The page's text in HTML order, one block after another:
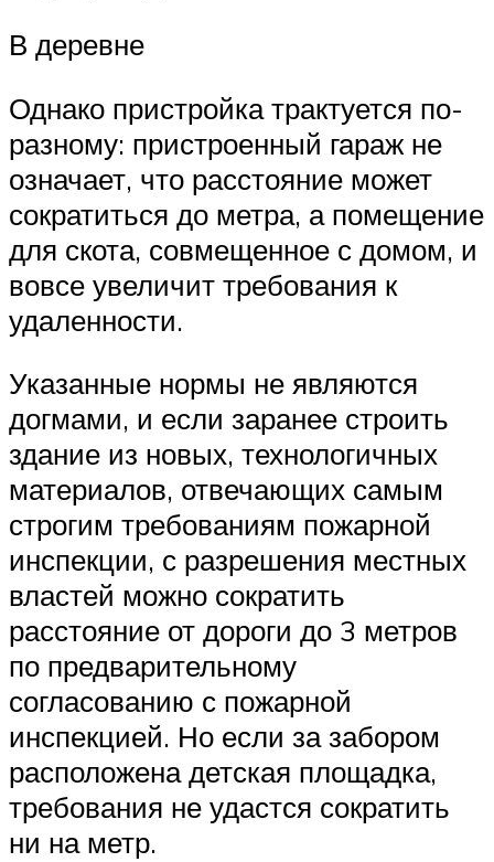
В деревне
Однако пристройка трактуется по-
разному: пристроенный гараж не
означает, что расстояние может
сократиться до метра, а помещение
для скота, совмещенное с домом, и
вовсе увеличит требования к
удаленности.
Указанные нормы не являются
догмами, и если заранее строить
здание из новых, технологичных
материалов, отвечающих самым
строгим требованиям пожарной
инспекции, с разрешения местных
властей можно сократить
расстояние от дороги до 3 метров
по предварительному
согласованию с пожарной
инспекцией. Но если за забором
расположена детская площадка,
требования не удастся сократить
ни на метр.